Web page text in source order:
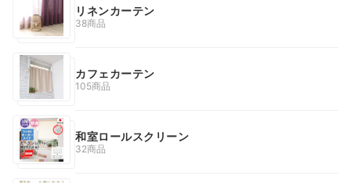
リネンカーテン
38商品
カフェカーテン
105商品
和室ロールスクリーン
32商品